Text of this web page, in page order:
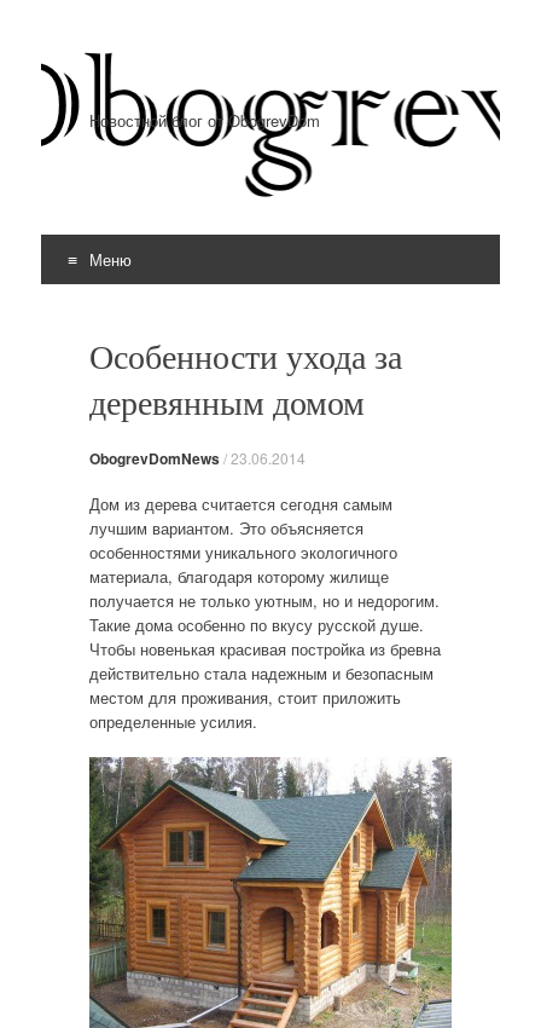
Новостной блог от ObogrevDom
Меню
Особенности ухода за
деревянным домом
ObogrevDomNews/23.06.2014
Дом из дерева считается сегодня самым
лучшим вариантом. Это объясняется
особенностями уникального экологичного
материала, благодаря которому жилище
получается не только уютным, но и недорогим.
Такие дома особенно по вкусу русской душе.
Чтобы новенькая красивая постройка из бревна
действительно стала надежным и безопасным
местом для проживания, стоит приложить
определенные усилия.